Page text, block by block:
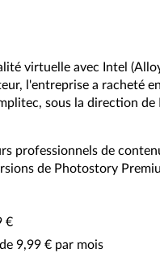
virtuelle avec Intel
l'entreprise a racheté
sous la direction
professionnels de
de Photostory
€
9,99 € par mois